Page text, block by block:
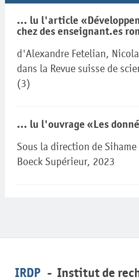
... lu l'article
chez des enseignant.es
d'Alexandre Fetelian,
dans la Revue suisse de
(3)
... lu l'ouvrage «Les
Sous la direction de
Boeck Supérieur, 2023
IRDP
Institut de